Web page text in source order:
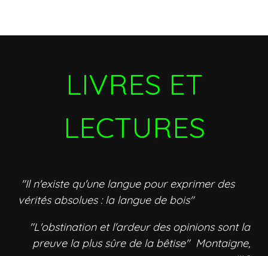
LIVRES ET
LECTURES
"Il n'existe qu'une langue pour exprimer des
vérités absolues : la langue de bois"
"L'obstination et l'ardeur des opinions sont la
preuve la plus sûre de la bêtise" Montaigne,